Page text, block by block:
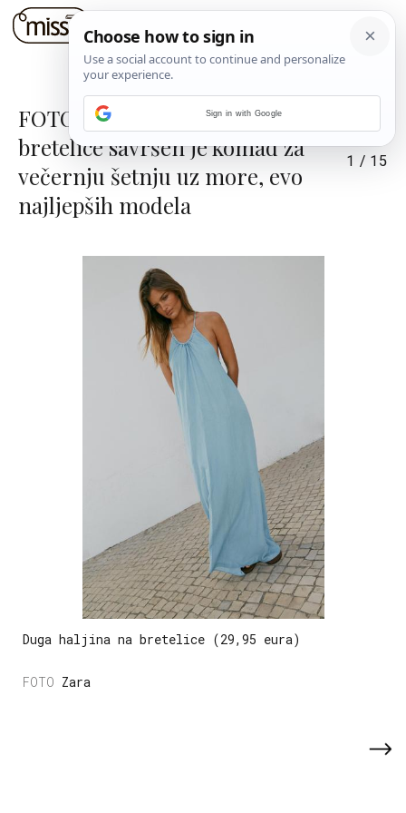
FOTO: Duga haljina na
bretelice savršen je komad za
večernju šetnju uz more, evo
najljepših modela
1 / 15
Duga haljina na bretelice (29,95 eura)
Zara
Sign in with Google